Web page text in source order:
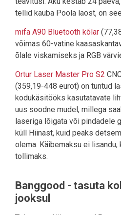
tellid kauba Poola laost, on
mifa A90 Bluetooth kõlar
võimas 60-vatine
õlale viskamiseks ja RGB
Ortur Laser Master Pro S2
(359,19-448 eurot) on tuntud
kodukäsitööks kasutatavate
uus soodne mudel, millega
laseriga lõigata või pindadele
küll Hiinast, kuid peaks
olema. Käibemaksu ei lisandu,
tollimaks.
Banggood - tasuta
jooksul